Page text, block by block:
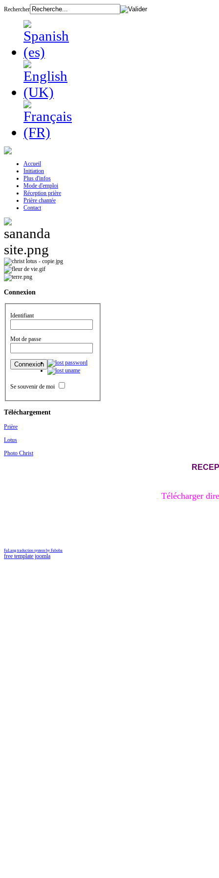
Rechercher
Accueil
Initiation
Plus d'infos
Mode d'emploi
Réception prière
Prière chantée
Contact
Connexion
Identifiant
Mot de passe
Se souvenir de moi
Téléchargement
Prière
Lotus
Photo Christ
Télécharger
FaLang traduction system by Faboba
free template joomla